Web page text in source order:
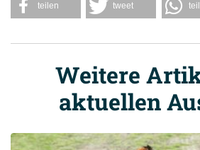
teilen tweet
Weitere
aktuellen